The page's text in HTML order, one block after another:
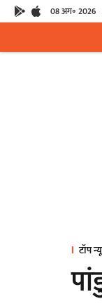
08 अग॰ 2026
टॉप